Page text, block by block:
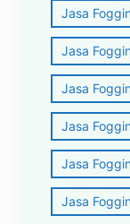
Jasa
Jasa
Jasa
Jasa
Jasa
Jasa